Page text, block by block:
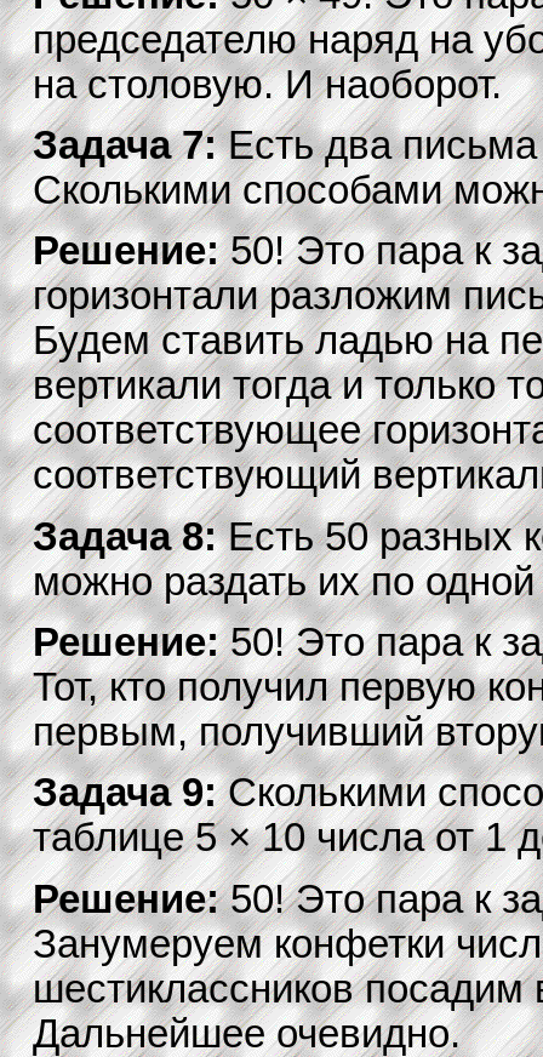
председателю наряд на
на столовую. И наоборот.
Задача 7:Есть два
Сколькими способами
Решение:50! Это пара к
горизонтали разложим
Будем ставить ладью на
вертикали тогда и только
соответствующее
соответствующий
Задача 8:Есть 50 разных
можно раздать их по
Решение:50! Это пара к
Тот, кто получил первую
первым, получивший
Задача 9:Сколькими
таблице 5 × 10 числа от 1
Решение:50! Это пара к
Занумеруем конфетки
шестиклассников посадим
Дальнейшее очевидно.